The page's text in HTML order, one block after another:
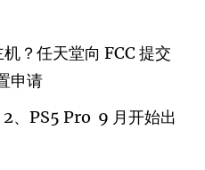
？任天堂向 FCC 提交
申请
、PS5 Pro 9 月开始出